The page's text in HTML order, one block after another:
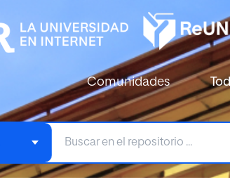
Comunidades